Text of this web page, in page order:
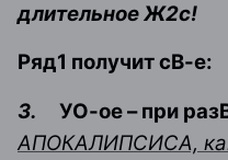
длительное Ж2с!
Ряд1 получит сВ-е:
3.
УО-ое – при
АПОКАЛИПСИСА,